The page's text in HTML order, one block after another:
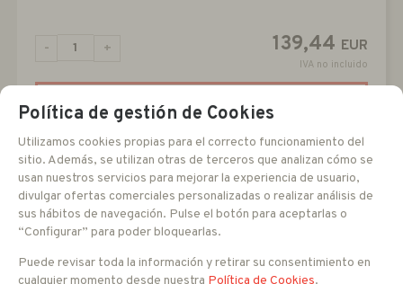
139,44 EUR
IVA no incluido
- +
RESERVAR
Política de gestión de Cookies
Utilizamos cookies propias para el correcto funcionamiento del
sitio. Además, se utilizan otras de terceros que analizan cómo se
usan nuestros servicios para mejorar la experiencia de usuario,
divulgar ofertas comerciales personalizadas o realizar análisis de
sus hábitos de navegación. Pulse el botón para aceptarlas o
“Configurar” para poder bloquearlas.
Puede revisar toda la información y retirar su consentimiento en
cualquier momento desde nuestra Política de Cookies.